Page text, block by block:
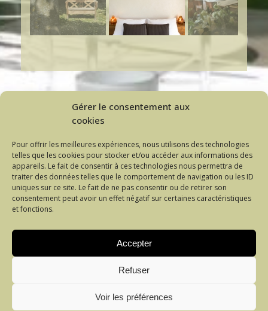
Gérer le consentement aux
cookies
Pour offrir les meilleures expériences, nous utilisons des technologies
telles que les cookies pour stocker et/ou accéder aux informations des
appareils. Le fait de consentir à ces technologies nous permettra de
traiter des données telles que le comportement de navigation ou les ID
uniques sur ce site. Le fait de ne pas consentir ou de retirer son
consentement peut avoir un effet négatif sur certaines caractéristiques
et fonctions.
Accepter
Refuser
Voir les préférences